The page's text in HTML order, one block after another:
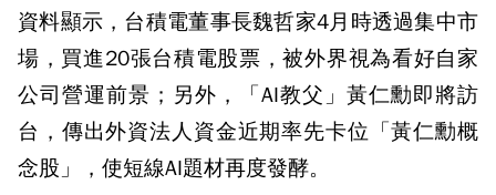
資料顯示，台積電董事長魏哲家4月時透過集中市
場，買進20張台積電股票，被外界視為看好自家
公司營運前景；另外，「AI教父」黃仁勳即將訪
台，傳出外資法人資金近期率先卡位「黃仁勳概
念股」，使短線AI題材再度發酵。